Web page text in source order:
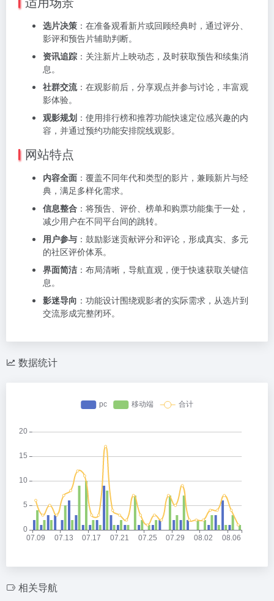
选片决策 ：在准备观看新片或回顾经典时，通过评分、
影评和预告片辅助判断。
资讯追踪 ：关注新片上映动态，及时获取预告和续集消
息。
社群交流：在观影前后，分享观点并参与讨论，丰富观
影体验。
观影规划 ：使用排行榜和推荐功能快速定位感兴趣的内
容，并通过预约功能安排院线观影。
网站特点
内容全面 ：覆盖不同年代和类型的影片，兼顾新片与经
典，满足多样化需求。
信息整合 ：将预告、评价、榜单和购票功能集于一处，
减少用户在不同平台间的跳转。
用户参与 ：鼓励影迷贡献评分和评论，形成真实、多元
的社区评价体系。
界面简洁 ：布局清晰，导航直观，便于快速获取关键信
息。
影迷导向 ：功能设计围绕观影者的实际需求，从选片到
交流形成完整闭环。
数据统计
相关导航